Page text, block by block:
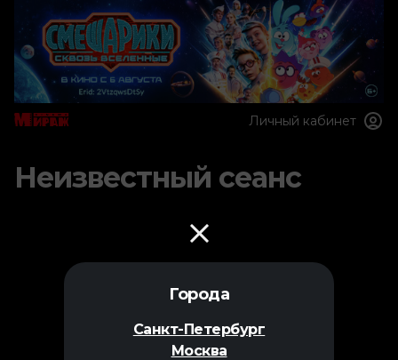
Города
Санкт-Петербург
Москва
Личный кабинет
Неизвестный сеанс